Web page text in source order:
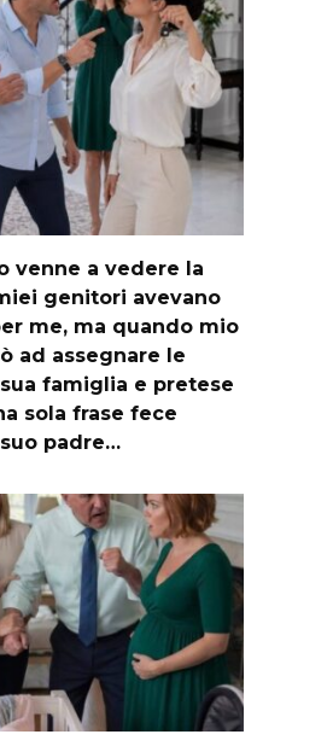
venne a vedere la
genitori avevano
me, ma quando mio
ad assegnare le
famiglia e pretese
sola frase fece
padre…